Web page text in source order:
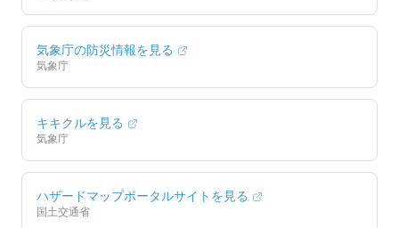
気象庁の防災情報を見る
気象庁
キキクルを見る
気象庁
ハザードマップポータルサイトを見る
国土交通省